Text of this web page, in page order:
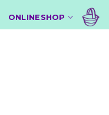
ONLINESHOP